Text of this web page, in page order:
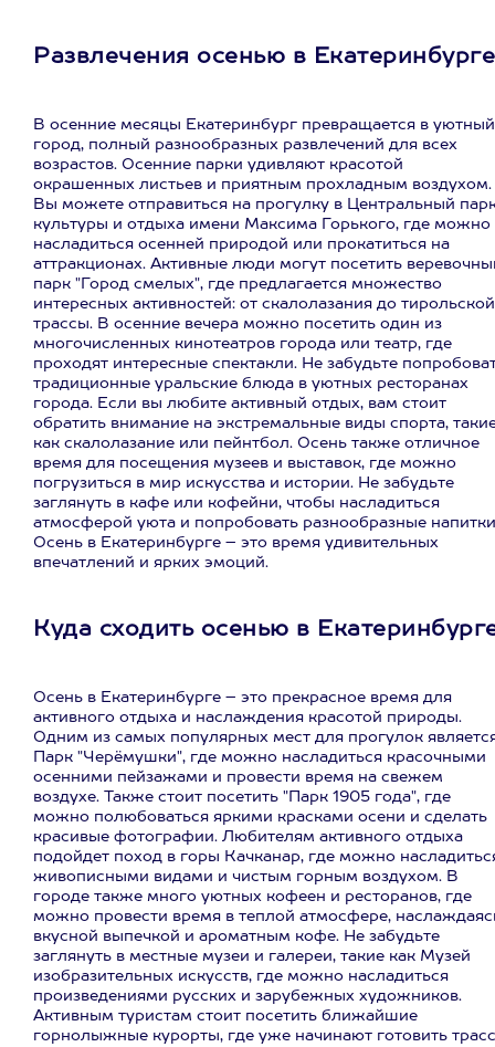
Развлечения осенью в Екатеринбурге
В осенние месяцы Екатеринбург превращается в уютный
город, полный разнообразных развлечений для всех
возрастов. Осенние парки удивляют красотой
окрашенных листьев и приятным прохладным воздухом.
Вы можете отправиться на прогулку в Центральный
культуры и отдыха имени Максима Горького, где можно
насладиться осенней природой или прокатиться на
аттракционах. Активные люди могут посетить
парк "Город смелых", где предлагается множество
интересных активностей: от скалолазания до тирольской
трассы. В осенние вечера можно посетить один из
многочисленных кинотеатров города или театр, где
проходят интересные спектакли. Не забудьте
традиционные уральские блюда в уютных ресторанах
города. Если вы любите активный отдых, вам стоит
обратить внимание на экстремальные виды спорта,
как скалолазание или пейнтбол. Осень также отличное
время для посещения музеев и выставок, где можно
погрузиться в мир искусства и истории. Не забудьте
заглянуть в кафе или кофейни, чтобы насладиться
атмосферой уюта и попробовать разнообразные
Осень в Екатеринбурге – это время удивительных
впечатлений и ярких эмоций.
Куда сходить осенью в
Осень в Екатеринбурге – это прекрасное время для
активного отдыха и наслаждения красотой природы.
Одним из самых популярных мест для прогулок
Парк "Черёмушки", где можно насладиться красочными
осенними пейзажами и провести время на свежем
воздухе. Также стоит посетить "Парк 1905 года", где
можно полюбоваться яркими красками осени и сделать
красивые фотографии. Любителям активного отдыха
подойдет поход в горы Качканар, где можно
живописными видами и чистым горным воздухом. В
городе также много уютных кофеен и ресторанов, где
можно провести время в теплой атмосфере,
вкусной выпечкой и ароматным кофе. Не забудьте
заглянуть в местные музеи и галереи, такие как Музей
изобразительных искусств, где можно насладиться
произведениями русских и зарубежных художников.
Активным туристам стоит посетить ближайшие
горнолыжные курорты, где уже начинают готовить